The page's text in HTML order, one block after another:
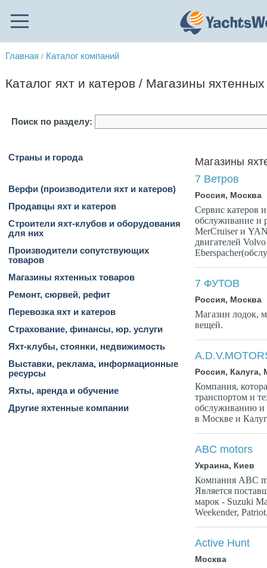
Главная / Каталог компаний
Каталог яхт и катеров / Магазины
Поиск по разделу:
Страны и города
Верфи (производители яхт и катеров)
Продавцы яхт и катеров
Строители яхт-клубов и оборудования
для них
Производители сопутствующих
товаров
Магазины яхтенных товаров
Ремонт, сюрвей, рефит
Перевозка яхт и катеров
Страхование, финансы, юр. услуги
Яхт-клубы, стоянки, недвижимость
Выставки, реклама, информационные
ресурсы
Яхты, аренда и обучение
Другие яхтенные компании
Магазины
7 Ветров
Россия, Москва
Сервис катеров
обслуживание и
MerCruiser и
двигателей
7 ФУТОВ
Россия, Москва
Магазин лодок,
вещей.
Россия, Калуга,
Компания,
транспортом и
обслуживанию и
в Москве и
ABC motors
Украина, Киев
Компания ABC
Является
марок - Suzuki
Weekender,
Active Hunt
Москва